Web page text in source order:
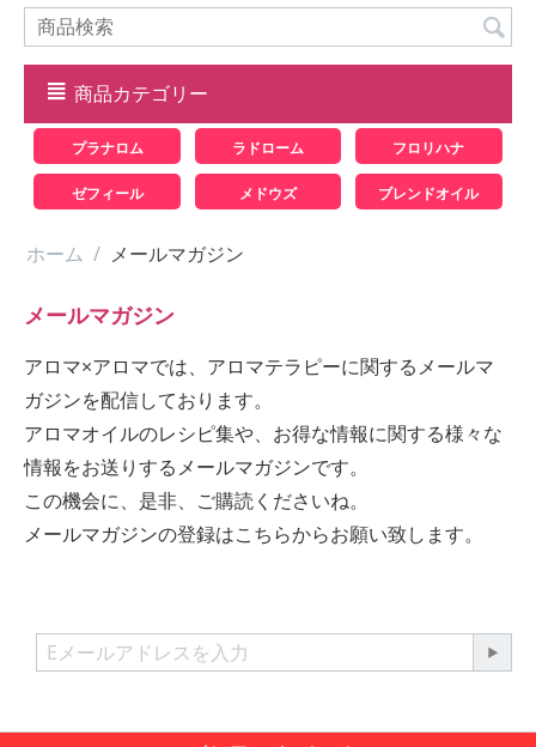
商品カテゴリー
プラナロム ラドローム フロリハナ
ゼフィール メドウズ ブレンドオイル
ホーム / メールマガジン
メールマガジン
アロマ×アロマでは、アロマテラピーに関するメールマ
ガジンを配信しております。
アロマオイルのレシピ集や、お得な情報に関する様々な
情報をお送りするメールマガジンです。
この機会に、是非、ご購読くださいね。
メールマガジンの登録はこちらからお願い致します。